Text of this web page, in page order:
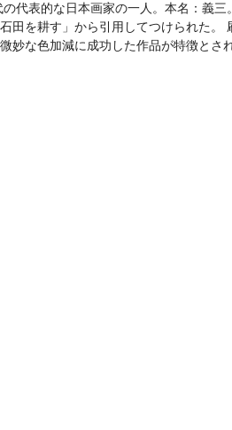
代表的な日本画家の一人。本名：義
田を耕す」から引用してつけられた
妙な色加減に成功した作品が特徴とされ